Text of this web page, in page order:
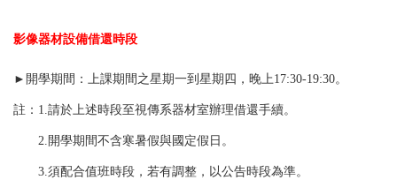
影像器材設備借還時段
► 開學期間：上課期間之星期一到星期四 ， 晚上17:30-19:30。
註：1.請於上述時段至視傳系器材室辦理借還手續。
2. 開學期間不含寒暑假與國定假日 。
3.須配合值班時段，若有調整，以公告時段為準。